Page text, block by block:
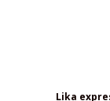
Lika